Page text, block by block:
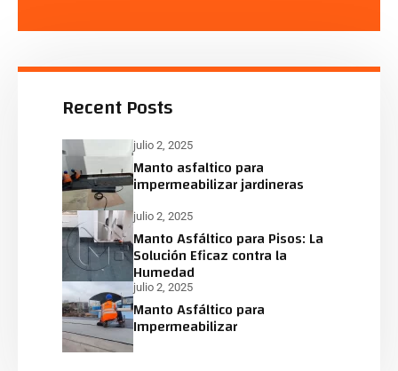
Recent Posts
julio 2, 2025
Manto asfaltico para
impermeabilizar jardineras
julio 2, 2025
Manto Asfáltico para Pisos: La
Solución Eficaz contra la
Humedad
julio 2, 2025
Manto Asfáltico para
Impermeabilizar